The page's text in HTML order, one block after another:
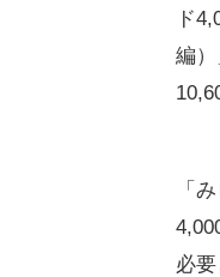
ド
編
「
必